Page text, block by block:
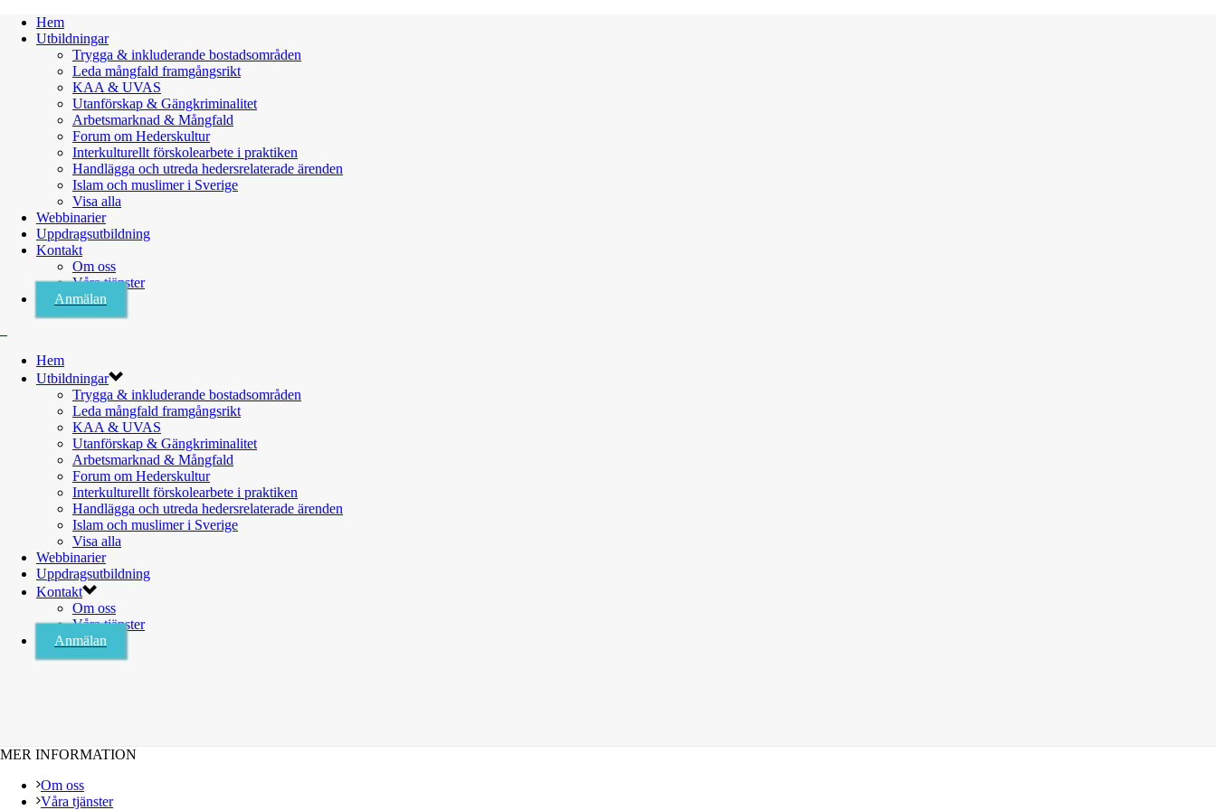
Hem
Utbildningar
Trygga & inkluderande bostadsområden
Leda mångfald framgångsrikt
KAA & UVAS
Utanförskap & Gängkriminalitet
Arbetsmarknad & Mångfald
Forum om Hederskultur
Interkulturellt förskolearbete i praktiken
Handlägga och utreda hedersrelaterade ärenden
Islam och muslimer i Sverige
Visa alla
Webbinarier
Uppdragsutbildning
Kontakt
Om oss
Våra tjänster
Anmälan
Hem
Utbildningar
Trygga & inkluderande bostadsområden
Leda mångfald framgångsrikt
KAA & UVAS
Utanförskap & Gängkriminalitet
Arbetsmarknad & Mångfald
Forum om Hederskultur
Interkulturellt förskolearbete i praktiken
Handlägga och utreda hedersrelaterade ärenden
Islam och muslimer i Sverige
Visa alla
Webbinarier
Uppdragsutbildning
Kontakt
Om oss
Våra tjänster
Anmälan
MER INFORMATION
Om oss
Våra tjänster